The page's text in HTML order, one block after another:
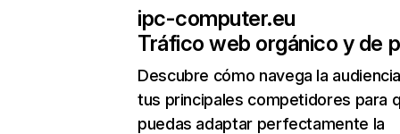
ipc-computer.eu
Tráfico web orgánico y de
Descubre cómo navega la
tus principales competidores para
puedas adaptar perfectamente la